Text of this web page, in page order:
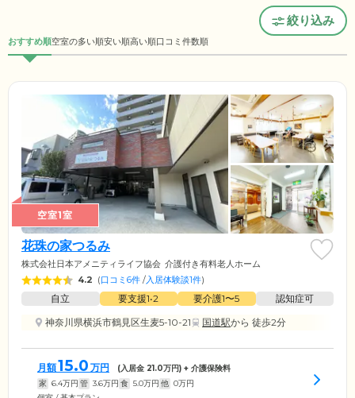
絞り込み
おすすめ順空室の多い順安い順高い順口コミ件数順
空室1室
花珠の家つるみ
株式会社日本アメニティライフ協会 介護付き有料老人ホーム
4.2 (口コミ6件 /入居体験談1件)
自立 要支援1•2 要介護1〜5
認知症可
神奈川県横浜市鶴見区生麦5-10-21
国道駅から 徒歩2分
月額15.0 万円 (入居金 21.0万円) + 介護保険料
家 6.4万円 管 3.6万円 食 5.0万円 他 0万円